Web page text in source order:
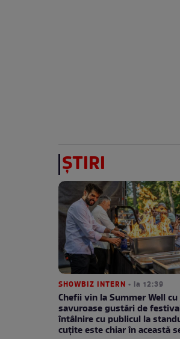
ȘTIRI
SHOWBIZ INTERN • la 12:39
Chefii vin la Summer Well
savuroase gustări de
întâlnire cu publicul la
cuțite este chiar în această